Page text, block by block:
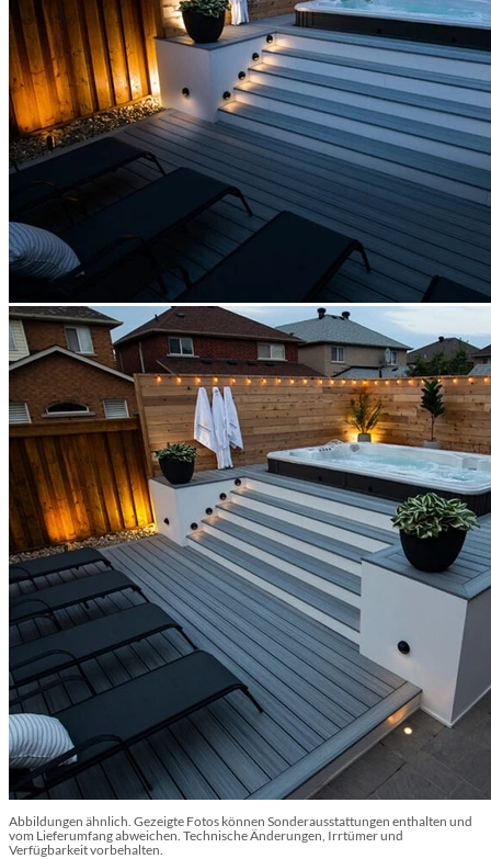
Abbildungen ähnlich. Gezeigte Fotos können Sonderausstattungen enthalten und
vom Lieferumfang abweichen. Technische Änderungen, Irrtümer und
Verfügbarkeit vorbehalten.